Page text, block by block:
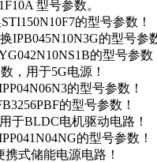
型号参数。
的型号参数！
IPB045N10N3G的型号参
的型号参数
，用于5G电源！
的型号参数！
的型号参数！
于BLDC电机驱动电路！
的型号参数！
式储能电源电路！